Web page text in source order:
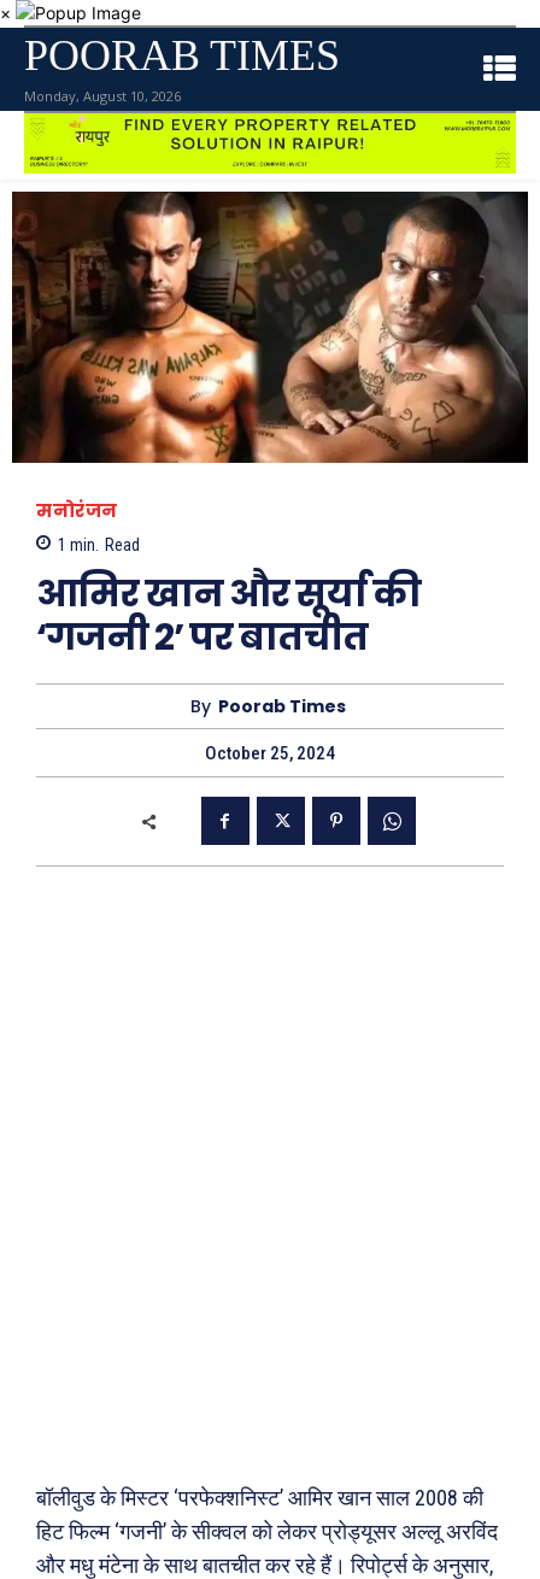
×
POORAB TIMES
Monday, August 10, 2026
मनोरंजन
1 min. Read
आमिर खान और सूर्या की
‘गजनी 2’ पर बातचीत
By Poorab Times
October 25, 2024
बॉलीवुड के मिस्टर ‘परफेक्शनिस्ट’ आमिर खान साल 2008 की
हिट फिल्म ‘गजनी’ के सीक्वल को लेकर प्रोड्यूसर अल्लू अरविंद
और मधु मंटेना के साथ बातचीत कर रहे हैं। रिपोर्ट्स के अनुसार,